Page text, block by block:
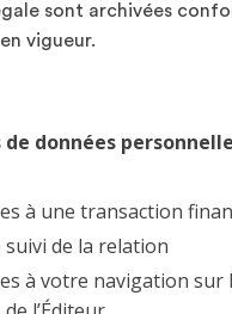
sont archivées
vigueur.
données
à une transaction
suivi de la relation
à votre navigation sur